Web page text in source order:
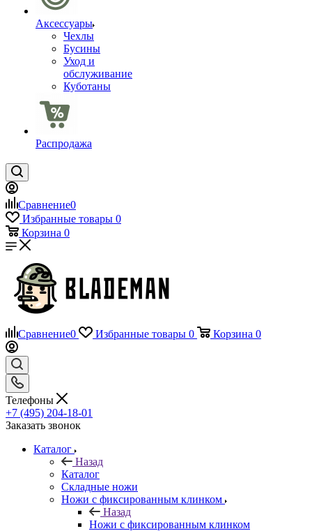
Аксессуары
Чехлы
Бусины
Уход и
обслуживание
Куботаны
Распродажа
Сравнение0
Избранные товары 0
Корзина 0
Сравнение0 Избранные товары 0 Корзина 0
Телефоны
+7 (495) 204-18-01
Заказать звонок
Каталог
Назад
Каталог
Складные ножи
Ножи с фиксированным клинком
Назад
Ножи с фиксированным клинком